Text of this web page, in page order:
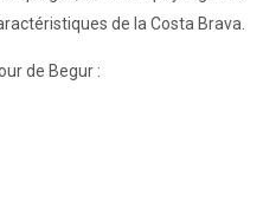
de la Costa Brava.
de Begur :